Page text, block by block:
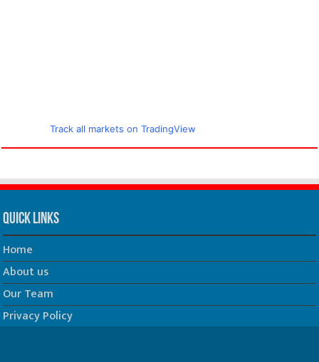
Track all markets on TradingView
Quick Links
Home
About us
Our Team
Privacy Policy